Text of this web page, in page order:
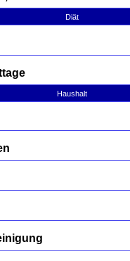
Diät
Haushalt